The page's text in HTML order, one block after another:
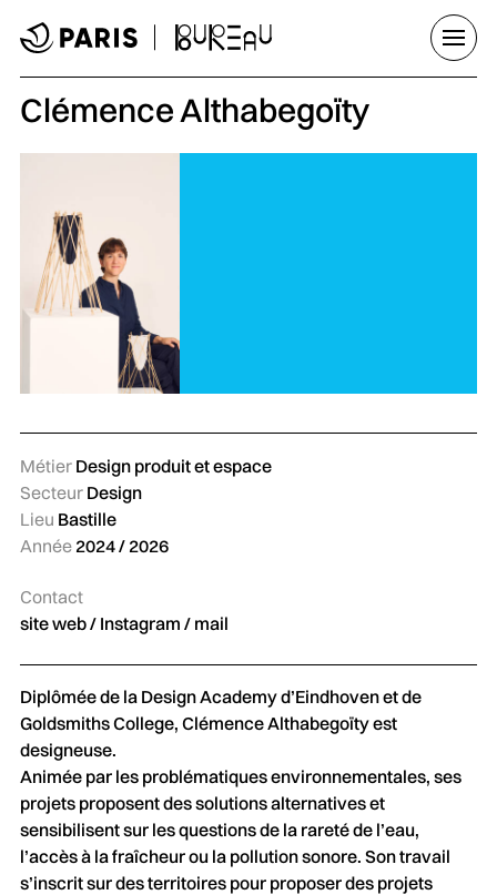
Clémence Althabegoïty
Métier Design produit et espace
Secteur Design
Lieu Bastille
Année 2024 / 2026
Contact
site web/ Instagram / mail
Diplômée de la Design Academy d’Eindhoven et de
Goldsmiths College, Clémence Althabegoïty est
designeuse.
Animée par les problématiques environnementales, ses
projets proposent des solutions alternatives et
sensibilisent sur les questions de la rareté de l’eau,
l’accès à la fraîcheur ou la pollution sonore. Son travail
s’inscrit sur des territoires pour proposer des projets